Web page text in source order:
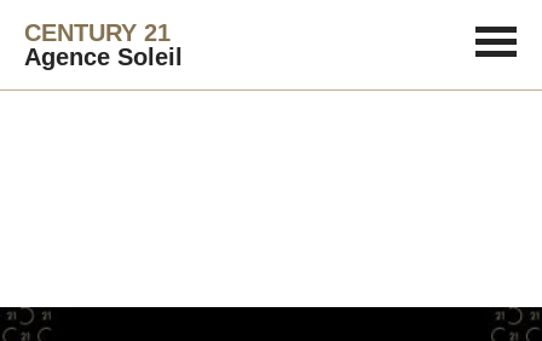
CENTURY 21
Agence Soleil